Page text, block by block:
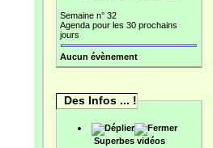
Semaine n° 32
Agenda pour les 30 prochains
jours
Aucun évènement
Des Infos ... !
Superbes vidéos